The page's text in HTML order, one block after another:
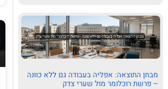
מבחן התוצאה: אפליה בעבודה גם ללא כוונה
– פרשת רוכלומר מול שערי צדק